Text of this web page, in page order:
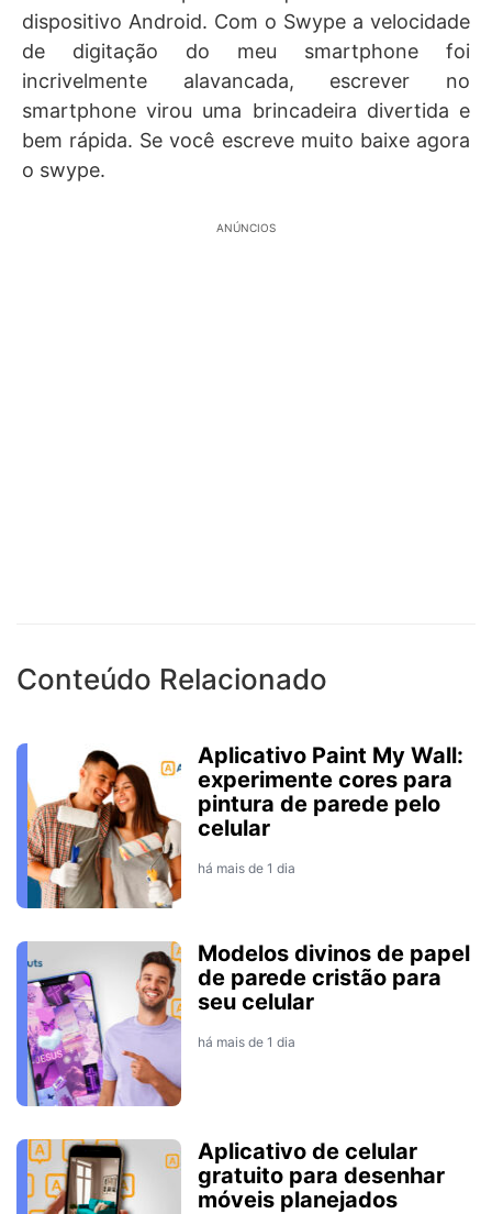
dispositivo Android. Com o Swype a velocidade
de digitação do meu smartphone foi
incrivelmente alavancada, escrever no
smartphone virou uma brincadeira divertida e
bem rápida. Se você escreve muito baixe agora
o swype.
ANÚNCIOS
Conteúdo Relacionado
Aplicativo Paint My Wall:
experimente cores para
pintura de parede pelo
celular
há mais de 1 dia
Modelos divinos de papel
de parede cristão para
seu celular
há mais de 1 dia
Aplicativo de celular
gratuito para desenhar
móveis planejados